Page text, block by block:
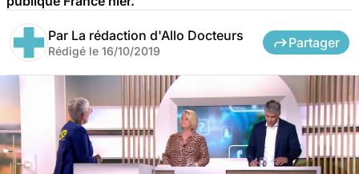
Par La rédaction d'Allo Docteurs
Rédigé le 16/10/2019
Partager